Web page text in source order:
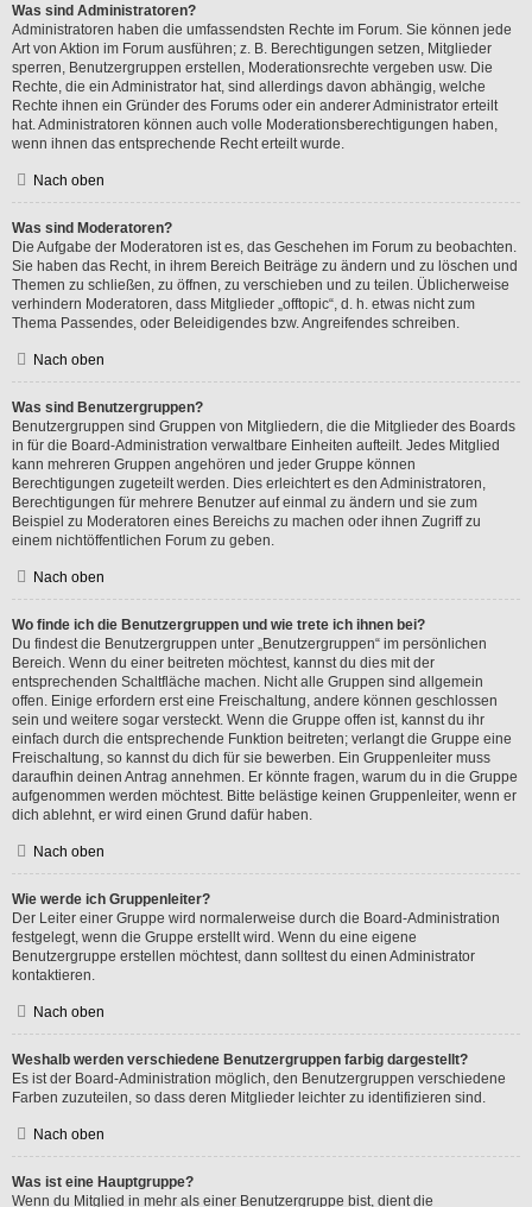
Was sind Administratoren?
Administratoren haben die umfassendsten Rechte im Forum. Sie können jede
Art von Aktion im Forum ausführen; z. B. Berechtigungen setzen, Mitglieder
sperren, Benutzergruppen erstellen, Moderationsrechte vergeben usw. Die
Rechte, die ein Administrator hat, sind allerdings davon abhängig, welche
Rechte ihnen ein Gründer des Forums oder ein anderer Administrator erteilt
hat. Administratoren können auch volle Moderationsberechtigungen haben,
wenn ihnen das entsprechende Recht erteilt wurde.
Nach oben
Was sind Moderatoren?
Die Aufgabe der Moderatoren ist es, das Geschehen im Forum zu beobachten.
Sie haben das Recht, in ihrem Bereich Beiträge zu ändern und zu löschen und
Themen zu schließen, zu öffnen, zu verschieben und zu teilen. Üblicherweise
verhindern Moderatoren, dass Mitglieder „offtopic“, d. h. etwas nicht zum
Thema Passendes, oder Beleidigendes bzw. Angreifendes schreiben.
Nach oben
Was sind Benutzergruppen?
Benutzergruppen sind Gruppen von Mitgliedern, die die Mitglieder des Boards
in für die Board-Administration verwaltbare Einheiten aufteilt. Jedes Mitglied
kann mehreren Gruppen angehören und jeder Gruppe können
Berechtigungen zugeteilt werden. Dies erleichtert es den Administratoren,
Berechtigungen für mehrere Benutzer auf einmal zu ändern und sie zum
Beispiel zu Moderatoren eines Bereichs zu machen oder ihnen Zugriff zu
einem nichtöffentlichen Forum zu geben.
Nach oben
Wo finde ich die Benutzergruppen und wie trete ich ihnen bei?
Du findest die Benutzergruppen unter „Benutzergruppen“ im persönlichen
Bereich. Wenn du einer beitreten möchtest, kannst du dies mit der
entsprechenden Schaltfläche machen. Nicht alle Gruppen sind allgemein
offen. Einige erfordern erst eine Freischaltung, andere können geschlossen
sein und weitere sogar versteckt. Wenn die Gruppe offen ist, kannst du ihr
einfach durch die entsprechende Funktion beitreten; verlangt die Gruppe eine
Freischaltung, so kannst du dich für sie bewerben. Ein Gruppenleiter muss
daraufhin deinen Antrag annehmen. Er könnte fragen, warum du in die Gruppe
aufgenommen werden möchtest. Bitte belästige keinen Gruppenleiter, wenn er
dich ablehnt, er wird einen Grund dafür haben.
Nach oben
Wie werde ich Gruppenleiter?
Der Leiter einer Gruppe wird normalerweise durch die Board-Administration
festgelegt, wenn die Gruppe erstellt wird. Wenn du eine eigene
Benutzergruppe erstellen möchtest, dann solltest du einen Administrator
kontaktieren.
Nach oben
Weshalb werden verschiedene Benutzergruppen farbig dargestellt?
Es ist der Board-Administration möglich, den Benutzergruppen verschiedene
Farben zuzuteilen, so dass deren Mitglieder leichter zu identifizieren sind.
Nach oben
Was ist eine Hauptgruppe?
Wenn du Mitglied in mehr als einer Benutzergruppe bist, dient die